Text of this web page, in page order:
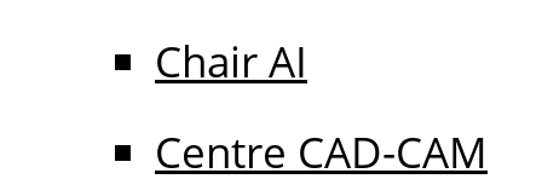
Chair AI
Centre CAD-CAM